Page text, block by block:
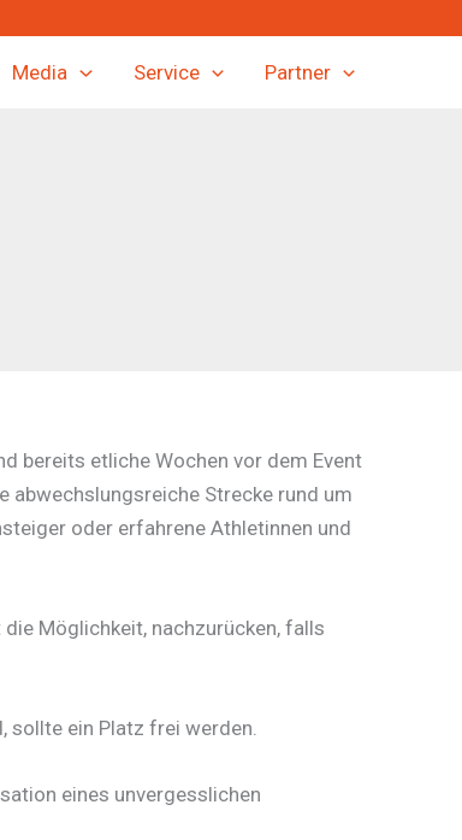
Media Service Partner
bereits etliche Wochen vor dem Event
abwechslungsreiche Strecke rund um
oder erfahrene Athletinnen und
Möglichkeit, nachzurücken, falls
sollte ein Platz frei werden.
eines unvergesslichen